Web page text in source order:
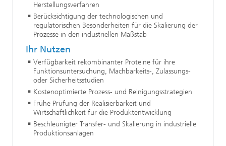
Herstellungsverfahren
Berücksichtigung der technologischen und
regulatorischen Besonderheiten für die Skalierung der
Prozesse in den industriellen Maßstab
Ihr Nutzen
Verfügbarkeit rekombinanter Proteine für ihre
Funktionsuntersuchung, Machbarkeits-, Zulassungs-
oder Sicherheitsstudien
Kostenoptimierte Prozess- und Reinigungsstrategien
Frühe Prüfung der Realisierbarkeit und
Wirtschaftlichkeit für die Produktentwicklung
Beschleunigter Transfer- und Skalierung in industrielle
Produktionsanlagen